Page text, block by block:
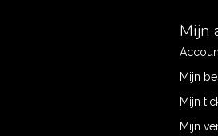
Mijn
Mijn
Mijn
Mijn